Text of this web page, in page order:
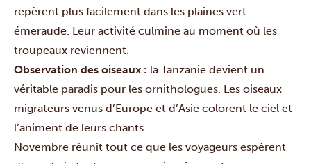
repèrent plus facilement dans les plaines vert
émeraude. Leur activité culmine au moment où les
troupeaux reviennent.
Observation des oiseaux : la Tanzanie devient un
véritable paradis pour les ornithologues. Les oiseaux
migrateurs venus d’Europe et d’Asie colorent le ciel et
l’animent de leurs chants.
Novembre réunit tout ce que les voyageurs espèrent